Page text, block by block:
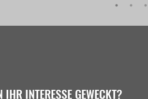
INTERESSE GEWECKT?